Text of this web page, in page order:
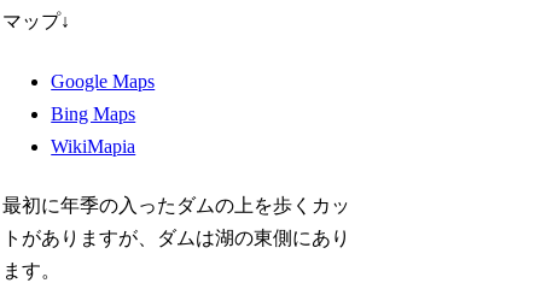
マップ↓
Google Maps
Bing Maps
WikiMapia
最初に年季の入ったダムの上を歩くカッ
トがありますが、ダムは湖の東側にあり
ます。